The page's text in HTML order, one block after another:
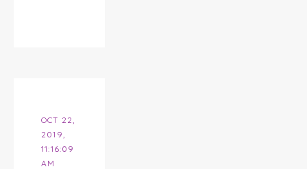
OCT 22,
2019,
11:16:09
AM